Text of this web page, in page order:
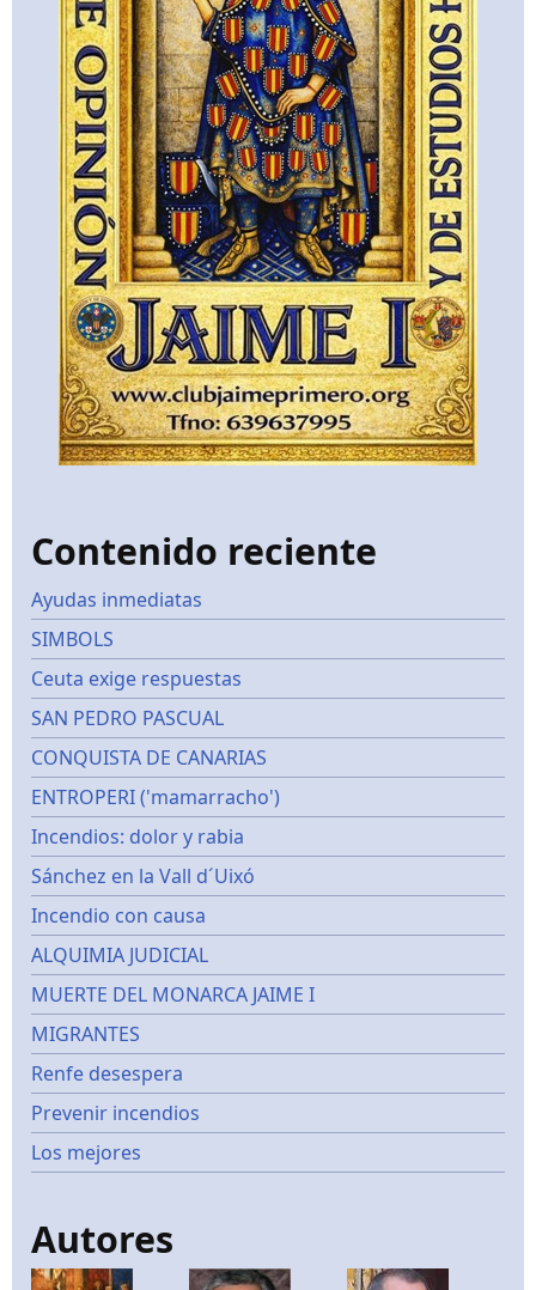
Contenido reciente
Ayudas inmediatas
SIMBOLS
Ceuta exige respuestas
SAN PEDRO PASCUAL
CONQUISTA DE CANARIAS
ENTROPERI ('mamarracho')
Incendios: dolor y rabia
Sánchez en la Vall d´Uixó
Incendio con causa
ALQUIMIA JUDICIAL
MUERTE DEL MONARCA JAIME I
MIGRANTES
Renfe desespera
Prevenir incendios
Los mejores
Autores